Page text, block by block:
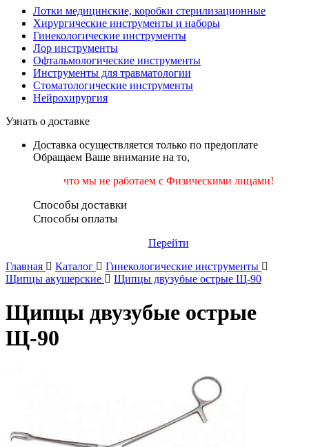
Лотки медицинские, коробки стерилизационные
Хирургические инструменты и наборы
Гинекологические инструменты
Лор инструменты
Офтальмологические инструменты
Инструменты для травматологии
Стоматологические инструменты
Нейрохирургия
Узнать о доставке
Доставка осуществляется только по предоплате
Обращаем Ваше внимание на то,
что мы не работаем с Физическими лицами!
Способы доставки
Способы оплаты
Перейти
Главная
Каталог
Гинекологические инструменты
Щипцы акушерские
Щипцы двузубые острые Щ-90
Щипцы двузубые острые
Щ-90